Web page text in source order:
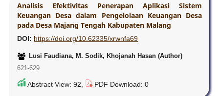
Analisis Efektivitas Penerapan Aplikasi Sistem
Keuangan Desa dalam Pengelolaan Keuangan Desa
pada Desa Majang Tengah Kabupaten Malang
DOI: https://doi.org/10.62335/xrwnfa69
Lusi Faudiana, M. Sodik, Khojanah Hasan (Author)
621-629
Abstract View: 92, PDF Download: 0